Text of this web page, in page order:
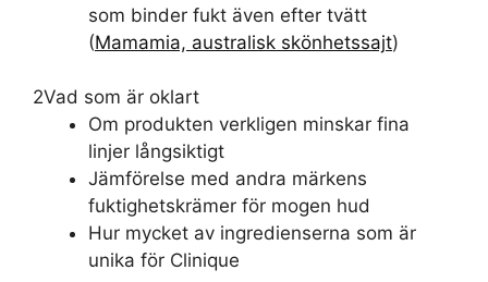
som binder fukt även efter tvätt
(Mamamia, australisk skönhetssajt)
2Vad som är oklart
Om produkten verkligen minskar fina
linjer långsiktigt
Jämförelse med andra märkens
fuktighetskrämer för mogen hud
Hur mycket av ingredienserna som är
unika för Clinique